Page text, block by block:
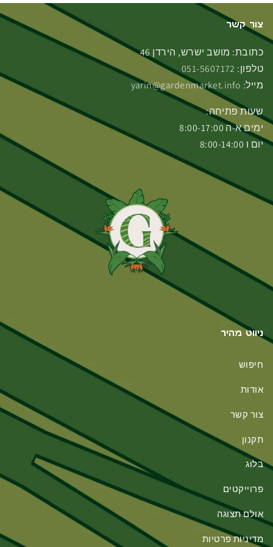
צור קשר
כתובת: מושב ישרש, הירדן 46
טלפון: 051-5607172
מייל: yarin@gardenmarket.info
שעות פתיחה:
ימים א-ה 8:00-17:00
יום ו 8:00-14:00
ניווט מהיר
חיפוש
אודות
צור קשר
תקנון
בלוג
פרוייקטים
אולם תצוגה
מדיניות פרטיות